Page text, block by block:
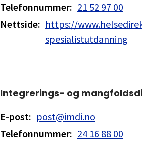
Telefonnummer: 21 52 97 00
Nettside: https://
spesialistutdanning
Integrerings- og
E-post: post@imdi.no
Telefonnummer: 24 16 88 00